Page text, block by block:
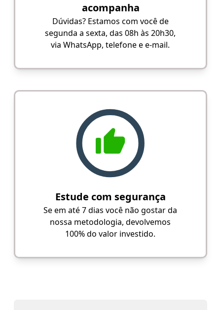
acompanha
Dúvidas? Estamos com você de
segunda a sexta, das 08h às 20h30,
via WhatsApp, telefone e e-mail.
Estude com segurança
Se em até 7 dias você não gostar da
nossa metodologia, devolvemos
100% do valor investido.